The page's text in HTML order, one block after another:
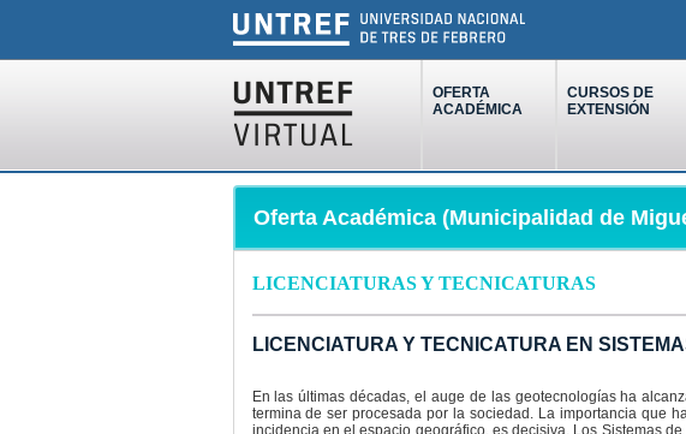
OFERTA
ACADÉMICA
CURSOS DE
EXTENSIÓN
Oferta Académica (Municipalidad de
LICENCIATURAS Y TECNICATURAS
LICENCIATURA Y TECNICATURA EN
En las últimas décadas, el auge de las geotecnologías ha
termina de ser procesada por la sociedad. La importancia que
incidencia en el espacio geográfico, es decisiva. Los Sistemas